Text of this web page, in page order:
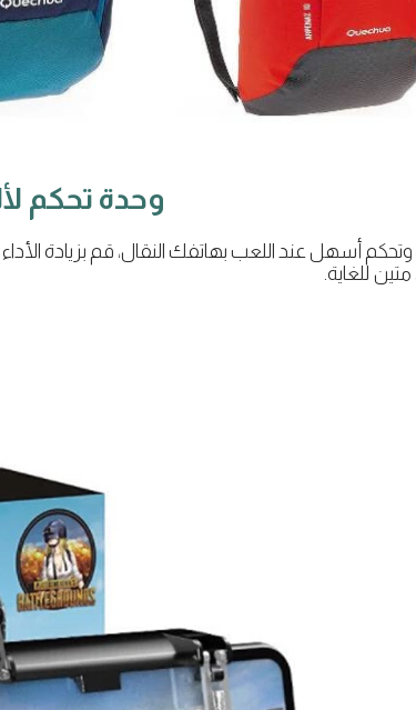
وحدة تحكم
أسهل عند اللعب بهاتفك النقال، قم بزيادة
للغاية.